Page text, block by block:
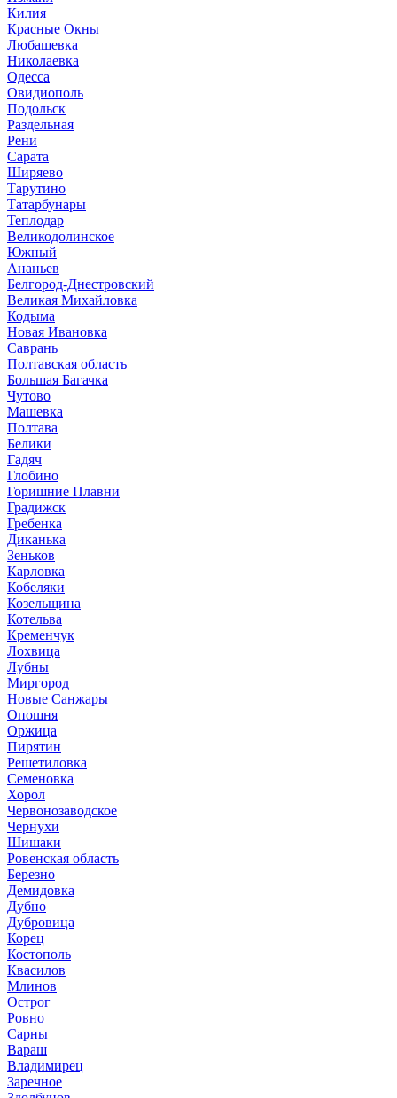
Килия
Красные Окны
Любашевка
Николаевка
Одесса
Овидиополь
Подольск
Раздельная
Рени
Сарата
Ширяево
Тарутино
Татарбунары
Теплодар
Великодолинское
Южный
Ананьев
Белгород-Днестровский
Великая Михайловка
Кодыма
Новая Ивановка
Саврань
Полтавская область
Большая Багачка
Чутово
Машевка
Полтава
Белики
Гадяч
Глобино
Горишние Плавни
Градижск
Гребенка
Диканька
Зеньков
Карловка
Кобеляки
Козельщина
Котельва
Кременчук
Лохвица
Лубны
Миргород
Новые Санжары
Опошня
Оржица
Пирятин
Решетиловка
Семеновка
Хорол
Червонозаводское
Чернухи
Шишаки
Ровенская область
Березно
Демидовка
Дубно
Дубровица
Корец
Костополь
Квасилов
Млинов
Острог
Ровно
Сарны
Вараш
Владимирец
Заречное